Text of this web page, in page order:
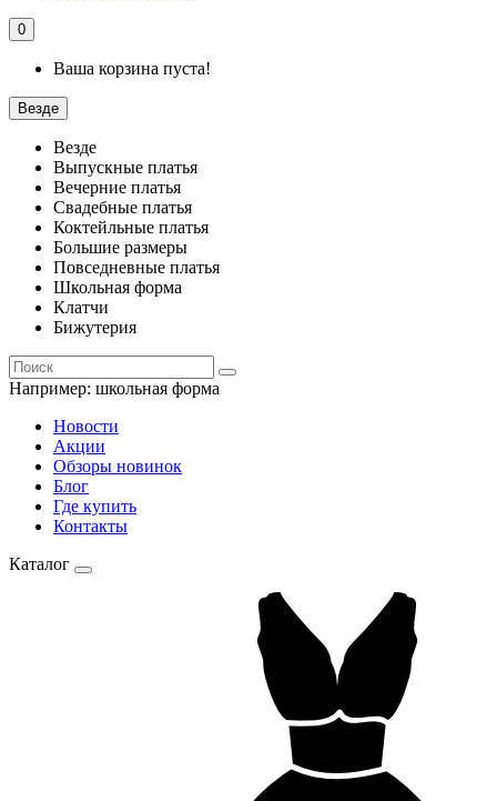
0
Ваша корзина пуста!
Везде
Везде
Выпускные платья
Вечерние платья
Свадебные платья
Коктейльные платья
Большие размеры
Повседневные платья
Школьная форма
Клатчи
Бижутерия
Например: школьная форма
Новости
Акции
Обзоры новинок
Блог
Где купить
Контакты
Каталог